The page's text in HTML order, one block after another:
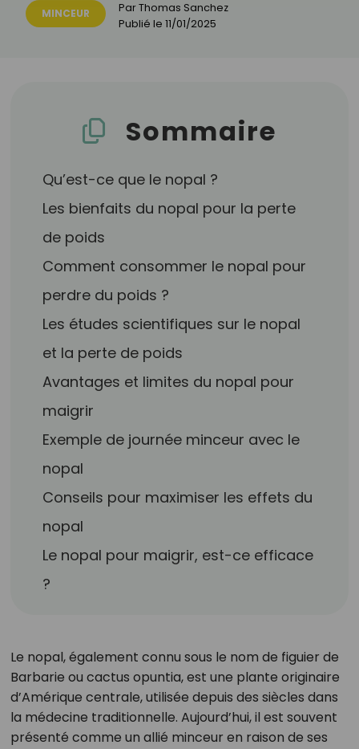
MINCEUR ParThomas Sanchez
Publié le 11/01/2025
Sommaire
Qu’est-ce que le nopal ?
Les bienfaits du nopal pour la perte
de poids
Comment consommer le nopal pour
perdre du poids ?
Les études scientifiques sur le nopal
et la perte de poids
Avantages et limites du nopal pour
maigrir
Exemple de journée minceur avec le
nopal
Conseils pour maximiser les effets du
nopal
Le nopal pour maigrir, est-ce efficace
?
Le nopal, également connu sous le nom de figuier de
Barbarie ou cactus opuntia, est une plante originaire
d’Amérique centrale, utilisée depuis des siècles dans
la médecine traditionnelle. Aujourd’hui, il est souvent
présenté comme un allié minceur en raison de ses